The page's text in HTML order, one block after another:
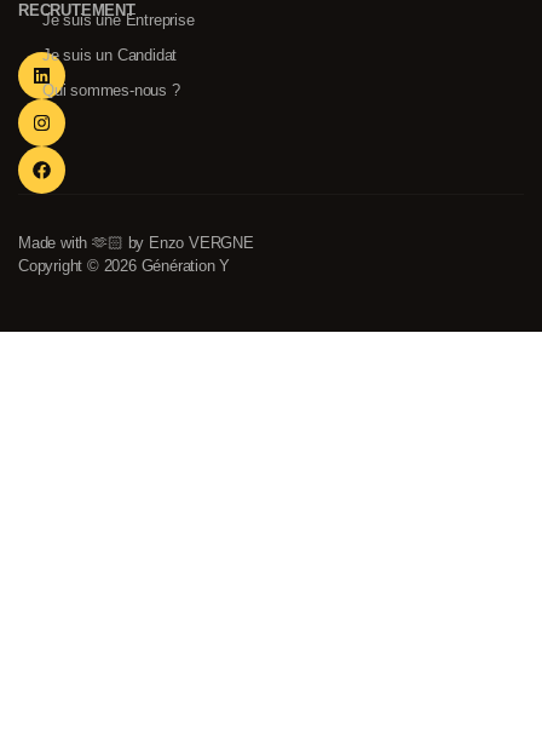
RECRUTEMENT
Je suis une Entreprise
Je suis un Candidat
Qui sommes-nous ?
Made with 🫶🏻 by Enzo VERGNE
Copyright © 2026 Génération Y